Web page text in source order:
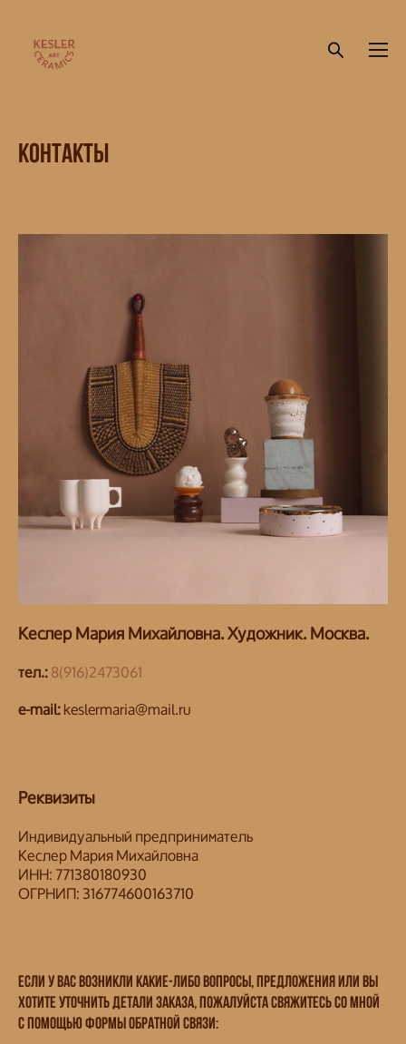
Контакты
Кеслер Мария Михайловна. Художник. Москва.
тел.:8(916)2473061
e-mail:keslermaria@mail.ru
Реквизиты
Индивидуальный предприниматель
Кеслер Мария Михайловна
ИНН: 771380180930
ОГРНИП: 316774600163710
Если у Вас возникли какие-либо вопросы, предложения или Вы
хотите уточнить детали заказа, пожалуйста свяжитесь со мной
с помощью формы обратной связи: